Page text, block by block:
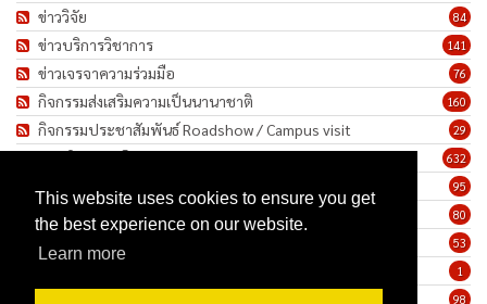
This website uses cookies to ensure you get
the best experience on our website.
Learn more
84
ข่าววิจัย
141
ข่าวบริการวิชาการ
76
ข่าวเจรจาความร่วมมือ
160
กิจกรรมส่งเสริมความเป็นนานาชาติ
29
กิจกรรมประชาสัมพันธ์ Roadshow / Campus visit
632
95
80
ทำนุบำรุงศิลปวัฒนธรรม
53
ข่าวประกาศรับสมัครงาน
1
98